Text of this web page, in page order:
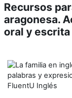
Recursos
aragonesa.
oral y escrita
Perfilado de